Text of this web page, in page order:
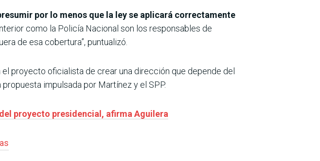
por lo menos que la ley se aplicará correctamente
como la Policía Nacional son los responsables de
de esa cobertura”, puntualizó.
proyecto oficialista de crear una dirección que depende del
impulsada por Martínez y el SPP.
proyecto presidencial, afirma Aguilera